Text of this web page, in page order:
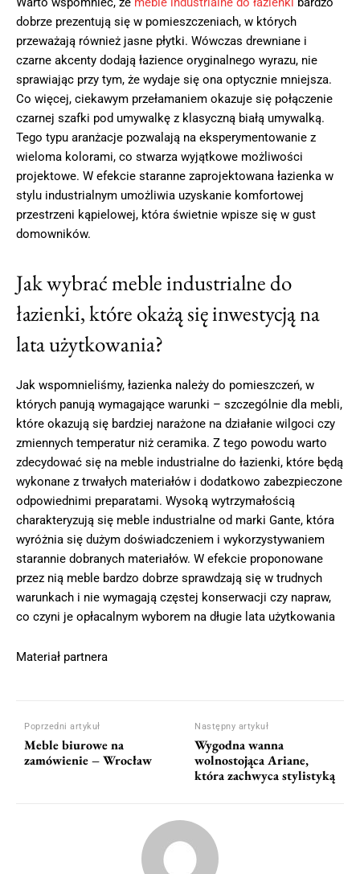
dobrze prezentują się w pomieszczeniach, w których
przeważają również jasne płytki. Wówczas drewniane i
czarne akcenty dodają łazience oryginalnego wyrazu, nie
sprawiając przy tym, że wydaje się ona optycznie mniejsza.
Co więcej, ciekawym przełamaniem okazuje się połączenie
czarnej szafki pod umywalkę z klasyczną białą umywalką.
Tego typu aranżacje pozwalają na eksperymentowanie z
wieloma kolorami, co stwarza wyjątkowe możliwości
projektowe. W efekcie staranne zaprojektowana łazienka w
stylu industrialnym umożliwia uzyskanie komfortowej
przestrzeni kąpielowej, która świetnie wpisze się w gust
domowników.
Jak wybrać meble industrialne do
łazienki, które okażą się inwestycją na
lata użytkowania?
Jak wspomnieliśmy, łazienka należy do pomieszczeń, w
których panują wymagające warunki – szczególnie dla mebli,
które okazują się bardziej narażone na działanie wilgoci czy
zmiennych temperatur niż ceramika. Z tego powodu warto
zdecydować się na meble industrialne do łazienki, które będą
wykonane z trwałych materiałów i dodatkowo zabezpieczone
odpowiednimi preparatami. Wysoką wytrzymałością
charakteryzują się meble industrialne od marki Gante, która
wyróżnia się dużym doświadczeniem i wykorzystywaniem
starannie dobranych materiałów. W efekcie proponowane
przez nią meble bardzo dobrze sprawdzają się w trudnych
warunkach i nie wymagają częstej konserwacji czy napraw,
co czyni je opłacalnym wyborem na długie lata użytkowania
Materiał partnera
Poprzedni artykuł
Meble biurowe na
zamówienie – Wrocław
Następny artykuł
Wygodna wanna
wolnostojąca Ariane,
która zachwyca stylistyką